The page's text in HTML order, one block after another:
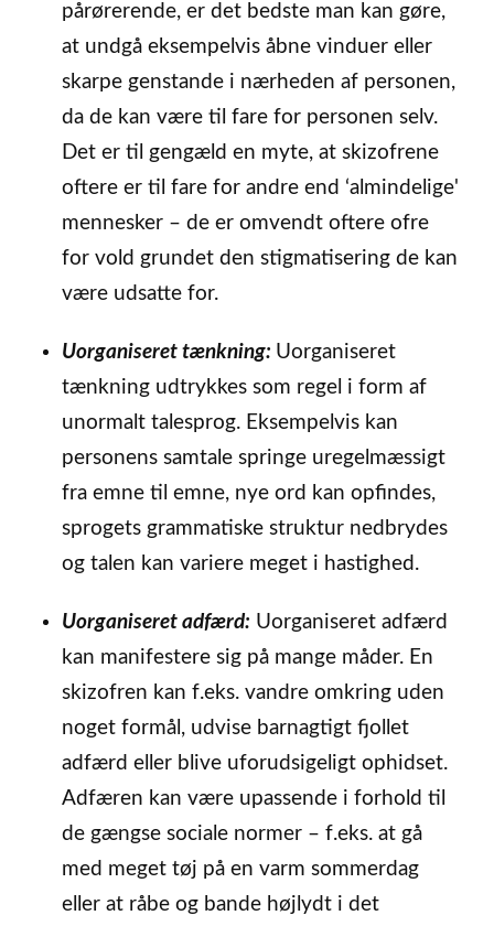
pårørerende, er det bedste man kan gøre,
at undgå eksempelvis åbne vinduer eller
skarpe genstande i nærheden af personen,
da de kan være til fare for personen selv.
Det er til gengæld en myte, at skizofrene
oftere er til fare for andre end ‘almindelige'
mennesker – de er omvendt oftere ofre
for vold grundet den stigmatisering de kan
være udsatte for.
Uorganiseret tænkning: Uorganiseret
tænkning udtrykkes som regel i form af
unormalt talesprog. Eksempelvis kan
personens samtale springe uregelmæssigt
fra emne til emne, nye ord kan opfindes,
sprogets grammatiske struktur nedbrydes
og talen kan variere meget i hastighed.
Uorganiseret adfærd: Uorganiseret adfærd
kan manifestere sig på mange måder. En
skizofren kan f.eks. vandre omkring uden
noget formål, udvise barnagtigt fjollet
adfærd eller blive uforudsigeligt ophidset.
Adfæren kan være upassende i forhold til
de gængse sociale normer – f.eks. at gå
med meget tøj på en varm sommerdag
eller at råbe og bande højlydt i det